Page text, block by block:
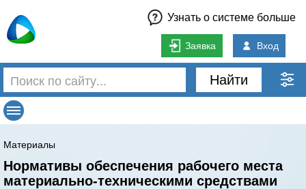
Узнать о системе больше
Заявка Вход
Найти
Материалы
Нормативы обеспечения рабочего места
материально-техническими средствами